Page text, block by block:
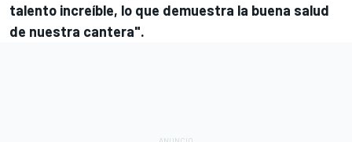
talento increíble, lo que demuestra la buena salud
de nuestra cantera".